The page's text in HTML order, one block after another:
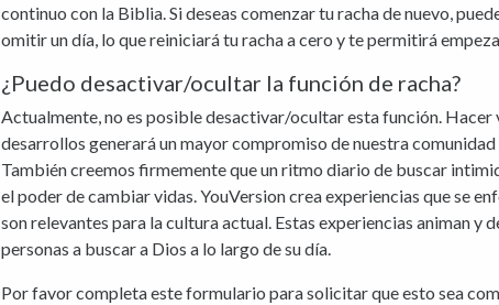
continuo con la Biblia. Si deseas comenzar tu racha de nuevo,
omitir un día, lo que reiniciará tu racha a cero y te permitirá
¿Puedo desactivar/ocultar la función de racha?
Actualmente, no es posible desactivar/ocultar esta función. Hacer
desarrollos generará un mayor compromiso de nuestra comunidad
También creemos firmemente que un ritmo diario de buscar
el poder de cambiar vidas. YouVersion crea experiencias que se
son relevantes para la cultura actual. Estas experiencias animan y
personas a buscar a Dios a lo largo de su día.
Por favor completa este formulario para solicitar que esto sea